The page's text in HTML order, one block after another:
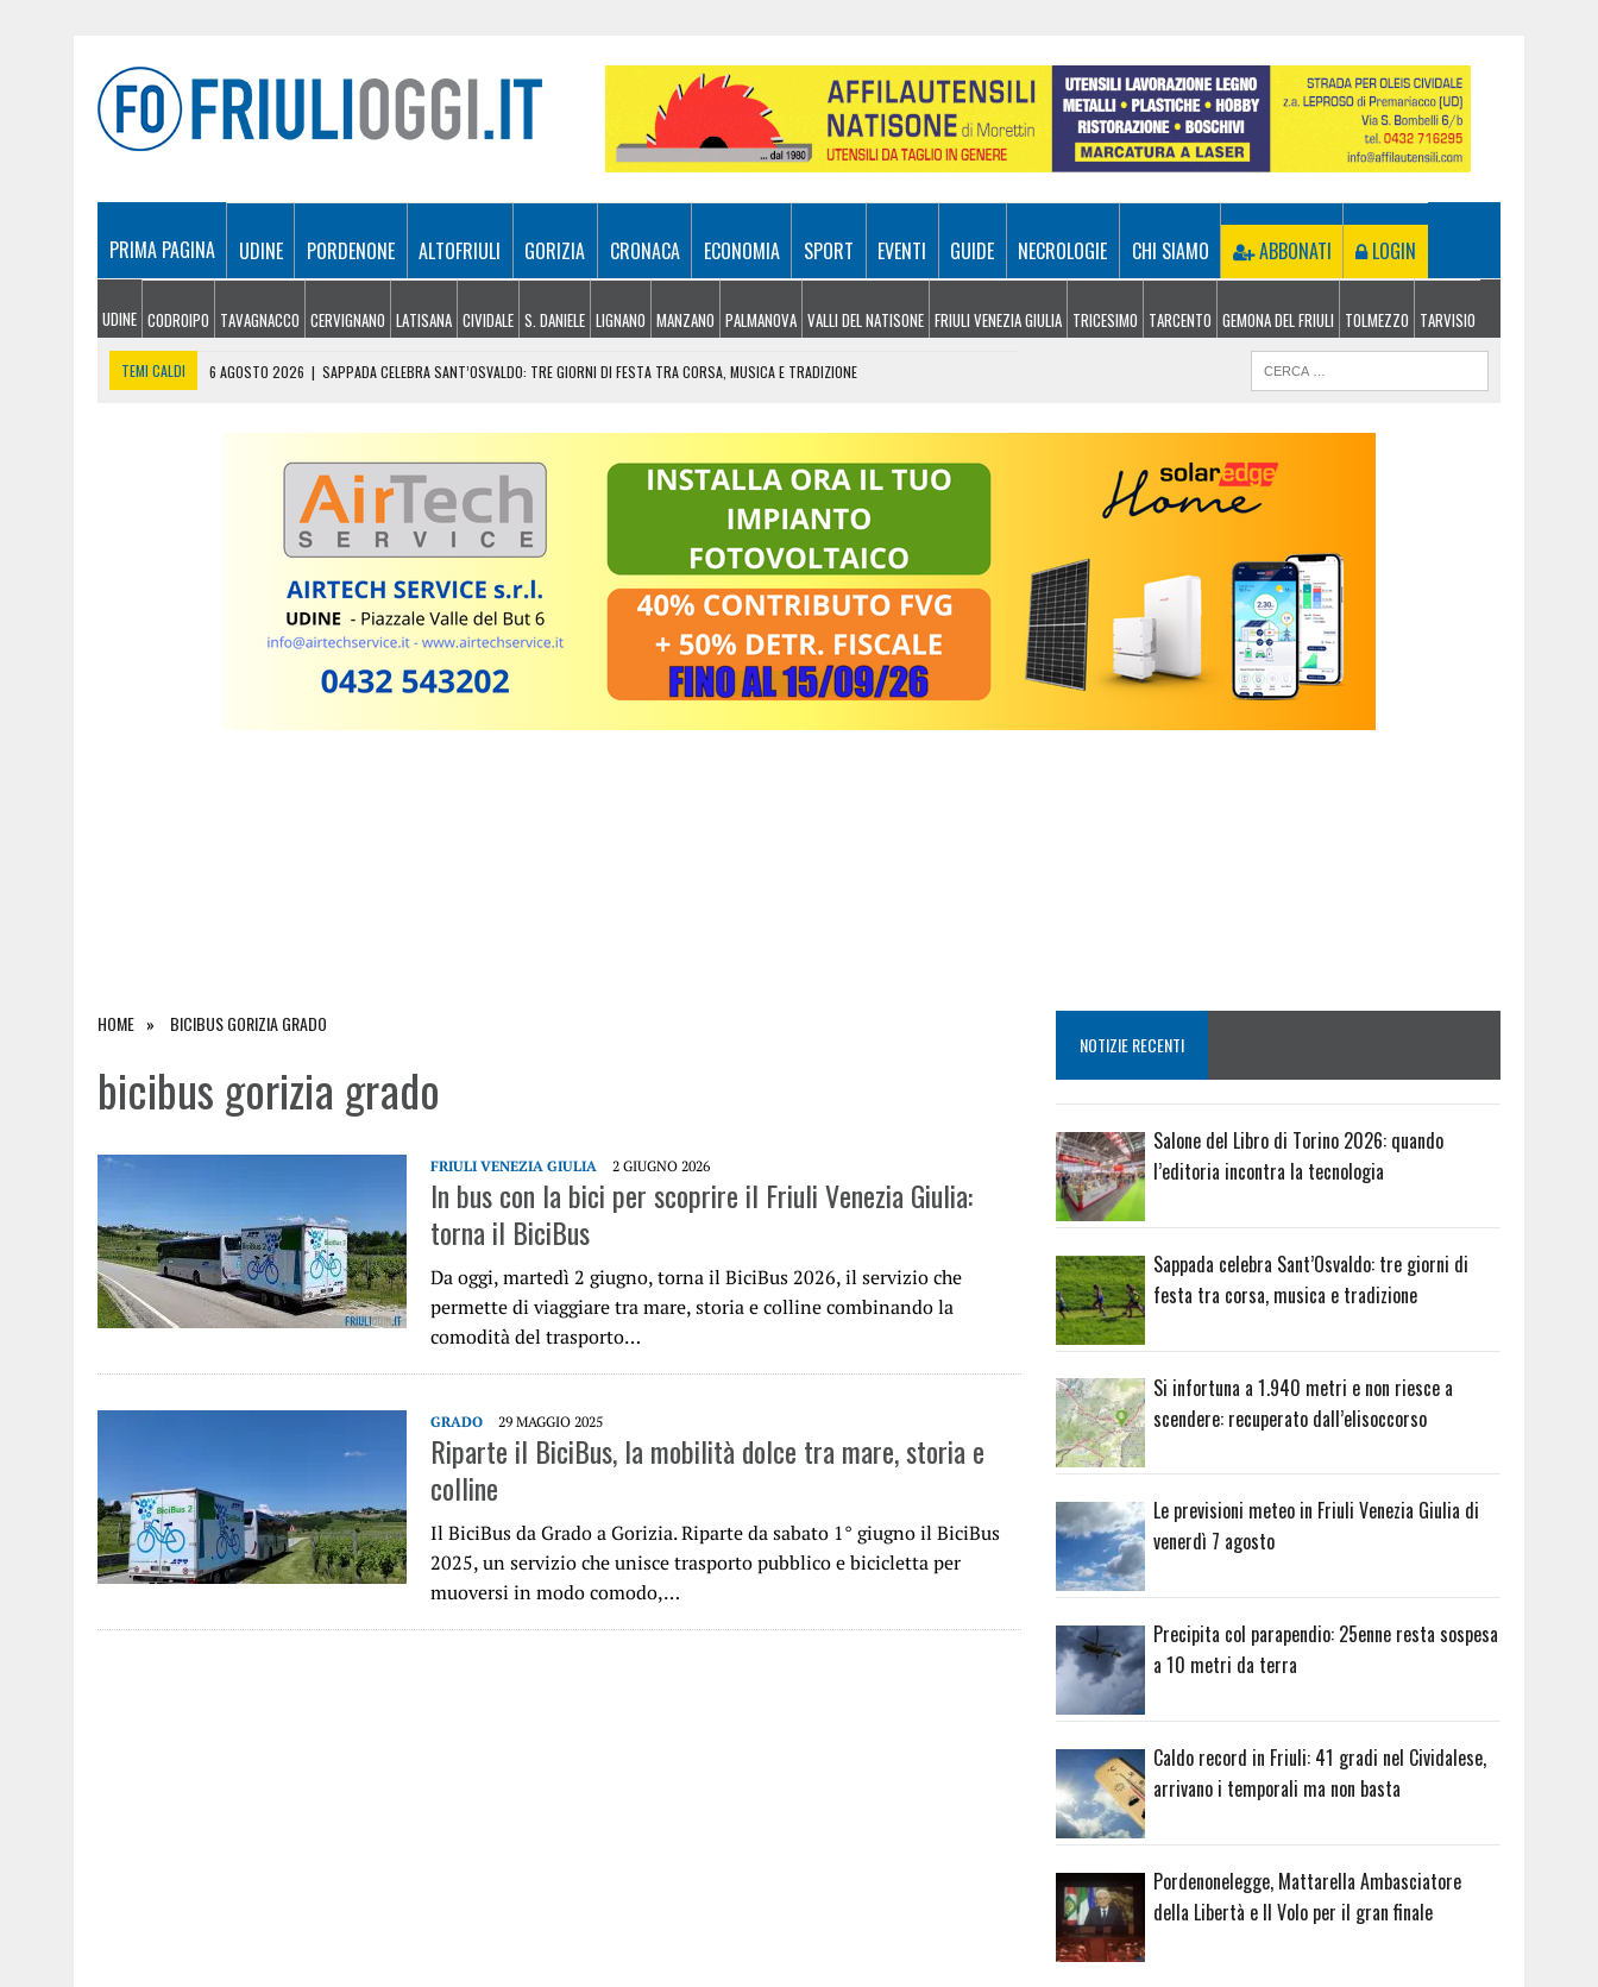
PRIMA PAGINA UDINE PORDENONE ALTOFRIULI GORIZIA CRONACA ECONOMIA SPORT EVENTI GUIDE NECROLOGIE CHI SIAMO ABBONATI LOGIN
UDINE CODROIPO TAVAGNACCO CERVIGNANO LATISANA CIVIDALE S. DANIELE LIGNANO MANZANO PALMANOVA VALLI DEL NATISONE FRIULI VENEZIA GIULIA TRICESIMO TARCENTO GEMONA DEL FRIULI TOLMEZZO TARVISIO
TEMI CALDI 6 AGOSTO 2026 | SAPPADA CELEBRA SANT’OSVALDO: TRE GIORNI DI FESTA TRA CORSA, MUSICA E TRADIZIONE
PRECIPITA COL PARAPENDIO: 25ENNE RESTA SOSPESA A 10 METRI DA TERRA
SALONE DEL LIBRO DI TORINO 2026: QUANDO L’EDITORIA INCONTRA LA TECNOLOGIA
HOME BICIBUS GORIZIA GRADO
bicibus gorizia grado
FRIULI VENEZIA GIULIA 2 GIUGNO 2026
In bus con la bici per scoprire il Friuli Venezia Giulia:
torna il BiciBus
Da oggi, martedì 2 giugno, torna il BiciBus 2026, il servizio che
permette di viaggiare tra mare, storia e colline combinando la
comodità del trasporto…
GRADO 29 MAGGIO 2025
Riparte il BiciBus, la mobilità dolce tra mare, storia e
colline
Il BiciBus da Grado a Gorizia. Riparte da sabato 1° giugno il BiciBus
2025, un servizio che unisce trasporto pubblico e bicicletta per
muoversi in modo comodo,…
NOTIZIE RECENTI
Salone del Libro di Torino 2026: quando
l’editoria incontra la tecnologia
Sappada celebra Sant’Osvaldo: tre giorni di
festa tra corsa, musica e tradizione
Si infortuna a 1.940 metri e non riesce a
scendere: recuperato dall’elisoccorso
Le previsioni meteo in Friuli Venezia Giulia di
venerdì 7 agosto
Precipita col parapendio: 25enne resta sospesa
a 10 metri da terra
Caldo record in Friuli: 41 gradi nel Cividalese,
arrivano i temporali ma non basta
Pordenonelegge, Mattarella Ambasciatore
della Libertà e Il Volo per il gran finale